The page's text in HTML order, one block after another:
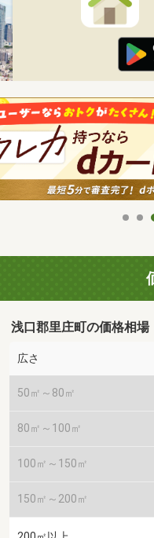
浅口郡里庄町の価格相場
広さ
50㎡～80㎡
80㎡～100㎡
100㎡～150㎡
150㎡～200㎡